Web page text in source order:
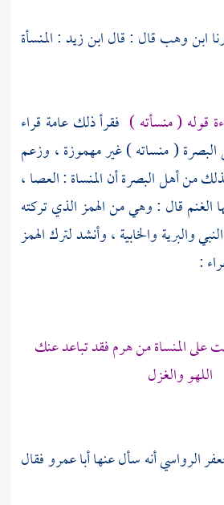
ابن وهبقال : قالابن زيد :المنسأة
قوله ( منسأته ) فقرأ ذلك عامة قراء
( منساته ) غير مهموزة ، وزعم
منأهل البصرةأن المنساة : العصا ،
قال : وهي من الهمز الذي تركته
والبرية والخابية ، وأنشد لترك الهمز
:
على المنساة من هرم فقد تباعد عنك
اللهو والغزل
الرواسيأنه سأل عنهاأبا عمروفقال